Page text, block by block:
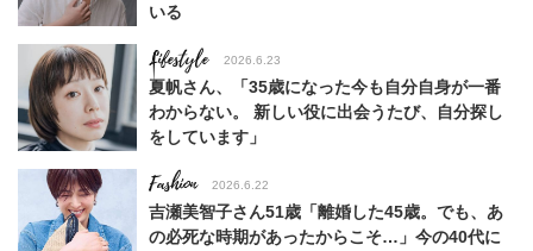
いる
Lifestyle 2026.6.23
夏帆さん、「35歳になった今も自分自身が一番
わからない。 新しい役に出会うたび、自分探し
をしています」
Fashion 2026.6.22
吉瀬美智子さん51歳「離婚した45歳。でも、あ
の必死な時期があったからこそ…」今の40代に